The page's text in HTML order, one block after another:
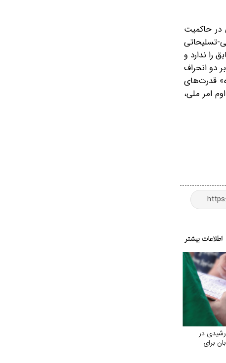
در حاکمیت
تسلیحاتی
ندارد و
دو انحراف
قدرت‌های
امر ملی،
در
برای